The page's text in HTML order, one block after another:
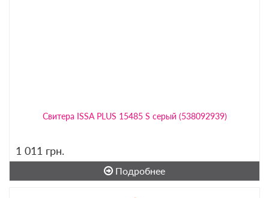
Свитера ISSA PLUS 15485 S серый (538092939)
1 011 грн.
Подробнее